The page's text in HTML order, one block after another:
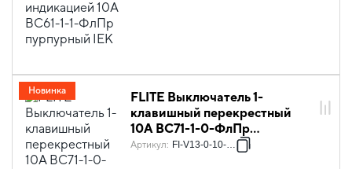
FLITE Выключатель 1-
клавишный перекрестный
10А ВС71-1-0-ФлПр
пурпурный IEK
Артикул: FI-V13-0-10-K99
Новинка